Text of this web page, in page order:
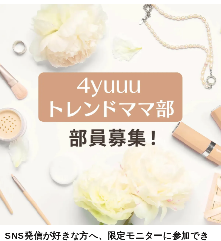
SNS発信が好きな方へ、限定モニターに参加でき